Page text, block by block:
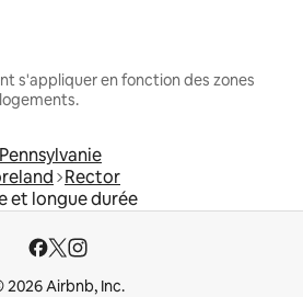
s'appliquer en fonction des zones
Pennsylvanie
Rector
et longue durée
2026 Airbnb, Inc.